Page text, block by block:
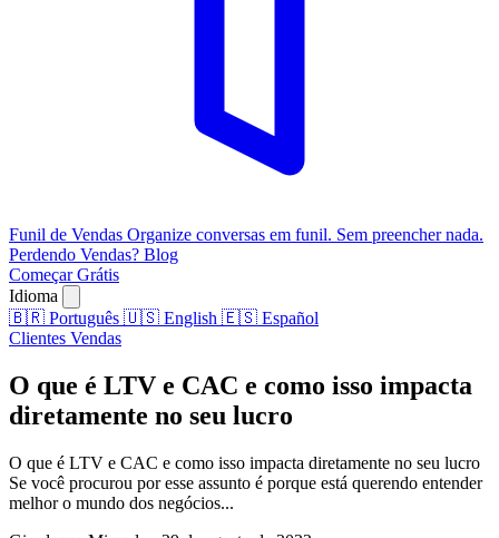
Funil de Vendas Organize conversas em funil. Sem preencher nada.
Perdendo Vendas? Blog
Começar Grátis
Idioma
🇧🇷 Português 🇺🇸 English 🇪🇸 Español
Clientes Vendas
O que é LTV e CAC e como isso impacta
diretamente no seu lucro
O que é LTV e CAC e como isso impacta diretamente no seu lucro
Se você procurou por esse assunto é porque está querendo entender
melhor o mundo dos negócios...